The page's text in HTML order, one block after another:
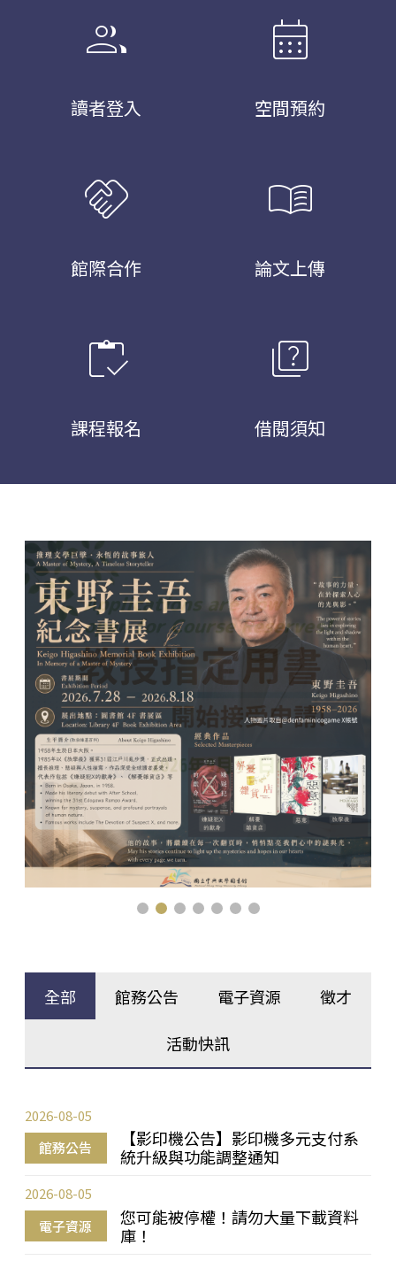
group
讀者登入
calendar_month
空間預約
handshake
館際合作
menu_book
論文上傳
inventory
課程報名
quiz
借閱須知
全部 館務公告 電子資源 徵才
活動快訊
館務公告
【影印機公告】影印機多元支付系
統升級與功能調整通知
2026-08-05
電子資源
您可能被停權！請勿大量下載資料
庫！
2026-08-05